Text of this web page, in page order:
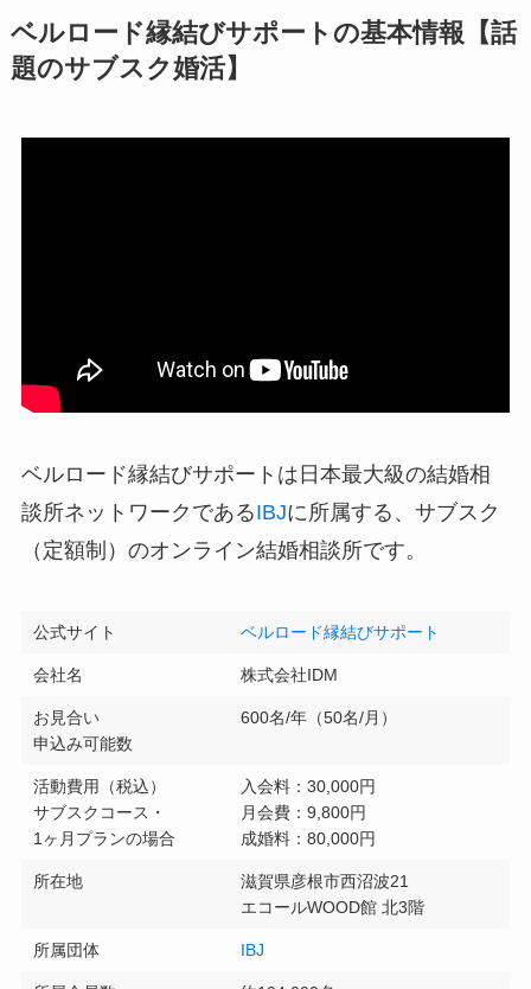
ベルロード縁結びサポートの基本情報【話
題のサブスク婚活】
ベルロード縁結びサポートは日本最大級の結婚相
談所ネットワークであるIBJに所属する、サブスク
（定額制）のオンライン結婚相談所です。
公式サイト ベルロード縁結びサポート
会社名 株式会社IDM
お見合い
申込み可能数
600名/年（50名/月）
活動費用（税込）
サブスクコース・
1ヶ月プランの場合
入会料：30,000円
月会費：9,800円
成婚料：80,000円
所在地
滋賀県彦根市西沼波21
エコールWOOD館 北3階
所属団体 IBJ